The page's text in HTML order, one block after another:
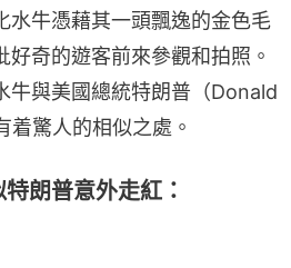
水牛憑藉其一頭飄逸的金色毛
好奇的遊客前來參觀和拍照。
牛與美國總統特朗普（Donald
驚人的相似之處。
朗普意外走紅：